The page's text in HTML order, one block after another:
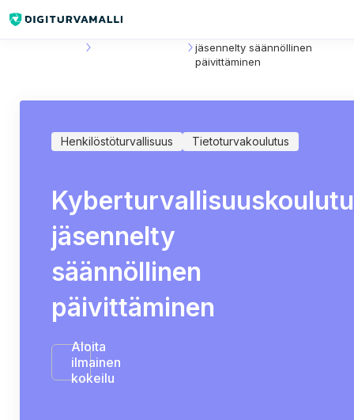
jäsennelty säännöllinen
päivittäminen
Henkilöstöturvallisuus Tietoturvakoulutus
jäsennelty
säännöllinen
päivittäminen
Aloita
ilmainen
kokeilu